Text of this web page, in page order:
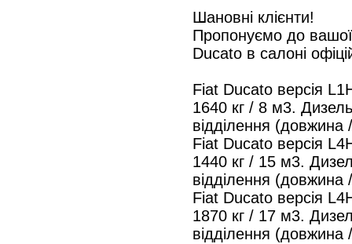
Шановні клієнти!
Пропонуємо до
Ducato в салоні
Fiat Ducato версія
1640 кг / 8 м3.
відділення
Fiat Ducato версія
1440 кг / 15 м3.
відділення
Fiat Ducato версія
1870 кг / 17 м3.
відділення